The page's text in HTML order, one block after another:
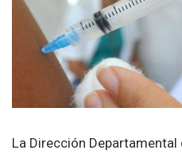
La Dirección Departamental